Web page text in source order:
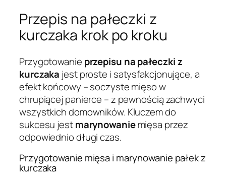
Przepis na pałeczki z
kurczaka krok po kroku
Przygotowanie przepisu na pałeczki z
kurczaka jest proste i satysfakcjonujące, a
efekt końcowy – soczyste mięso w
chrupiącej panierce – z pewnością zachwyci
wszystkich domowników. Kluczem do
sukcesu jestmarynowaniemięsa przez
odpowiednio długi czas.
Przygotowanie mięsa i marynowanie pałek z
kurczaka